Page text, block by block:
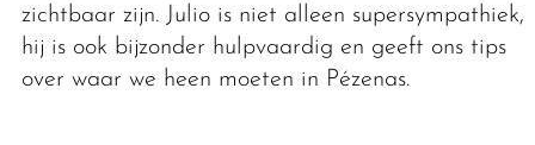
zichtbaar zijn. Julio is niet alleen supersympathiek,
hij is ook bijzonder hulpvaardig en geeft ons tips
over waar we heen moeten in Pézenas.